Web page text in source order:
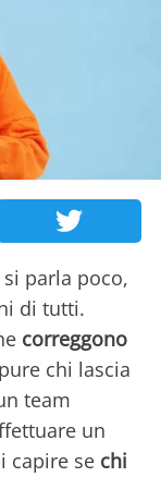
si parla poco,
di tutti.
correggono
chi lascia
team
un
capire se chi